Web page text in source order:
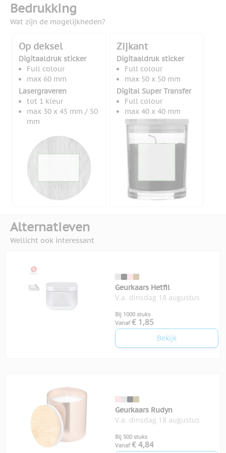
Bedrukking
Wat zijn de mogelijkheden?
Op deksel
Digitaaldruk sticker
Full colour
max 60 mm
Lasergraveren
tot 1 kleur
max 30 x 45 mm / 50
mm
Zijkant
Digitaaldruk sticker
Full colour
max 50 x 50 mm
Digital Super Transfer
Full colour
max 40 x 40 mm
Alternatieven
Wellicht ook interessant
Geurkaars Hetfil
V.a. dinsdag 18 augustus
Bij 1000 stuks
Vanaf € 1,85
Bekijk
Geurkaars Rudyn
V.a. dinsdag 18 augustus
Bij 500 stuks
Vanaf € 4,84